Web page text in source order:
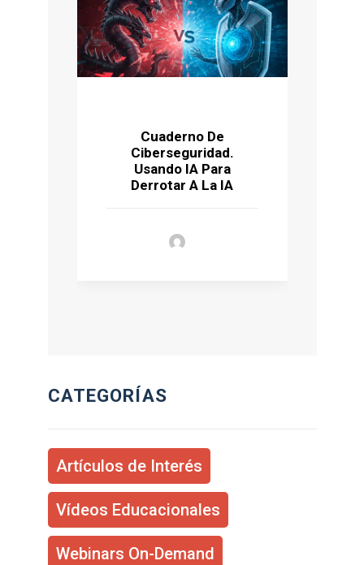
Cuaderno De
Ciberseguridad.
Usando IA Para
Derrotar A La IA
CATEGORÍAS
Artículos de Interés
Vídeos Educacionales
Webinars On-Demand